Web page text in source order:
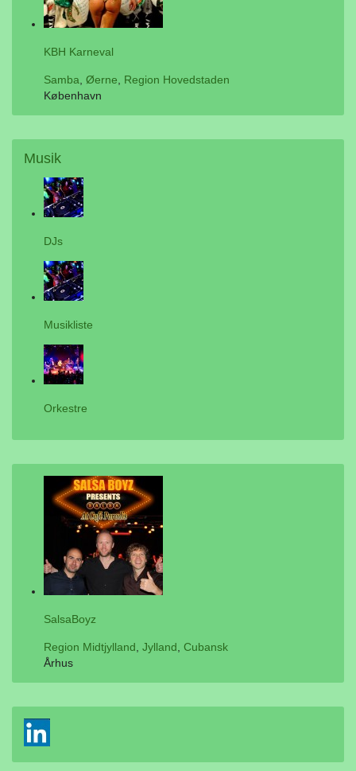
KBH Karneval
Samba Øerne
Region Hovedstaden
København
Musik
DJs
Musikliste
Orkestre
SalsaBoyz
Region Midtjylland Jylland Cubansk
Århus